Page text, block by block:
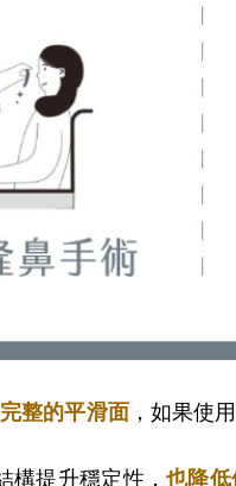
整的平滑面 ，如果使
構提升穩定性，也降